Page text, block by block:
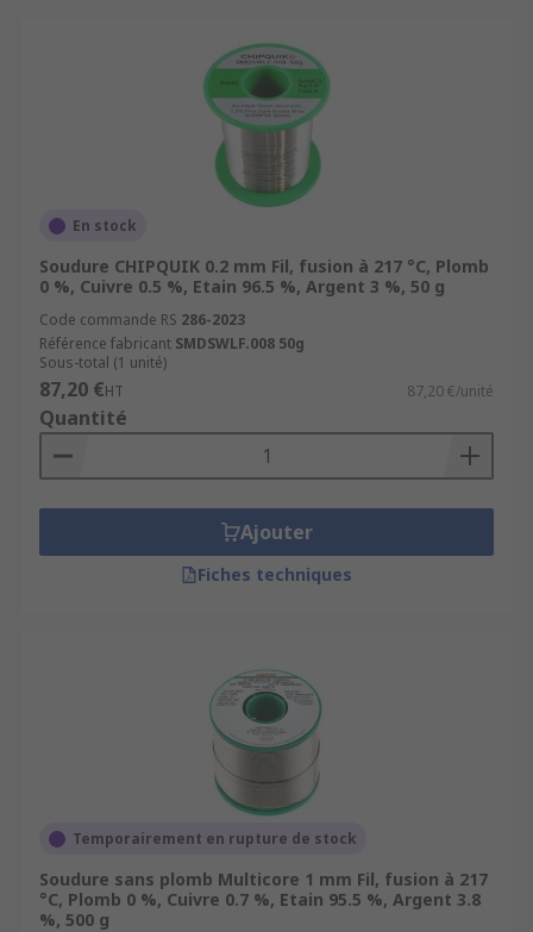
En stock
Soudure CHIPQUIK 0.2 mm Fil, fusion à 217 °C, Plomb
0 %, Cuivre 0.5 %, Etain 96.5 %, Argent 3 %, 50 g
Code commande RS 286-2023
Référence fabricant SMDSWLF.008 50g
Sous-total (1 unité)
87,20 €HT 87,20 €/unité
Quantité
Ajouter
Fiches techniques
Temporairement en rupture de stock
Soudure sans plomb Multicore 1 mm Fil, fusion à 217
°C, Plomb 0 %, Cuivre 0.7 %, Etain 95.5 %, Argent 3.8
%, 500 g